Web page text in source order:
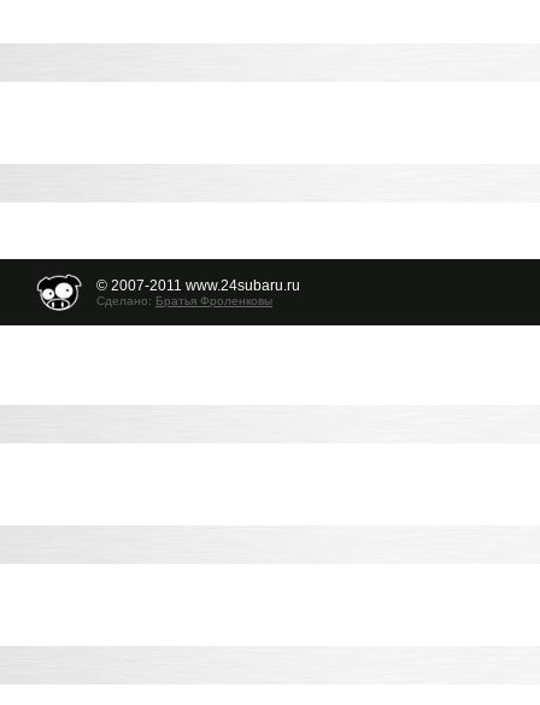
© 2007-2011 www.24subaru.ru
Сделано: Братья Фроленковы